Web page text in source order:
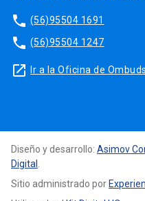
phone (56)95504 1691
phone (56)95504 1247
launch Ir a la Oficina de
Diseño y desarrollo: Asimov
Digital .
Sitio administrado por